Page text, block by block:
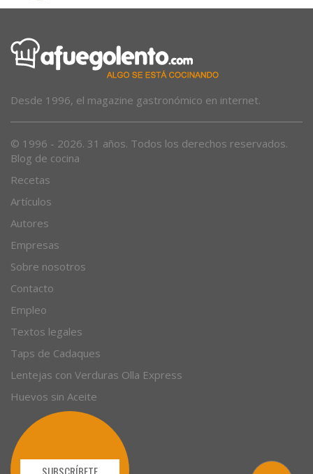
Desde 1996, el magazine gastronómico en internet.
© 1996 - 2026. 31 años. Todos los derechos reservados.
Blog de cocina
Recetas
Artículos
Autores
Empresas
Sobre nosotros
Contacto
Empleo
Textos legales
Taps de Cadaques
Lentejas con Verduras Olla Express
Huevos sin Aceite